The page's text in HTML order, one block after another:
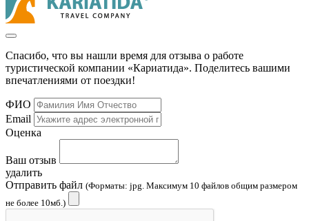
Спасибо, что вы нашли время для отзыва о работе
туристической компании «Кариатида». Поделитесь вашими
впечатлениями от поездки!
ФИО
Email
Оценка
Ваш отзыв
удалить
Отправить файл (Форматы: jpg. Максимум 10 файлов общим размером
не более 10мб.)